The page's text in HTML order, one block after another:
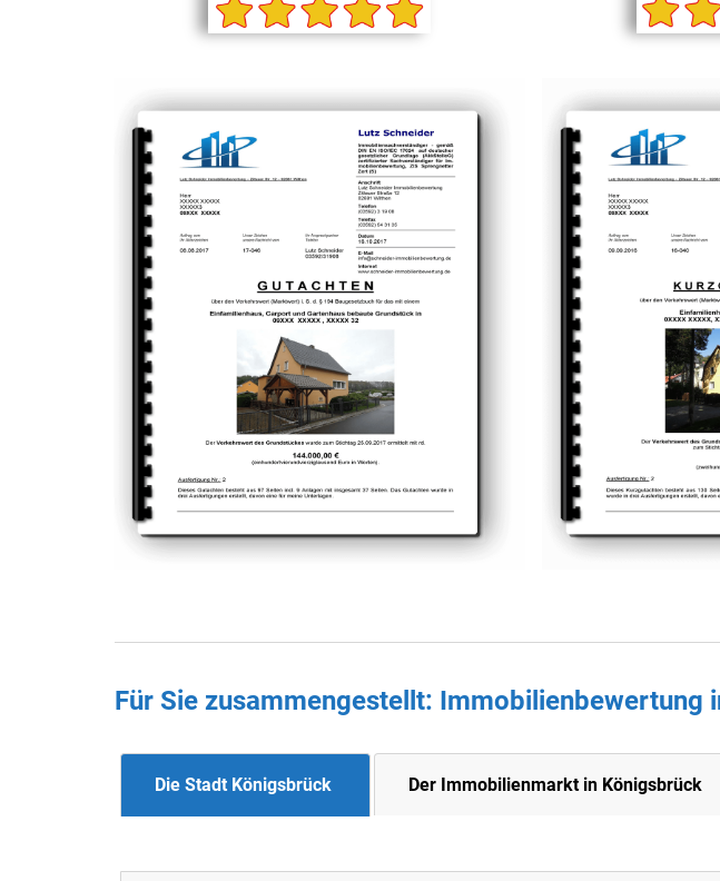
Für Sie zusammengestellt : Immobilienbewertung
Die Stadt Königsbrück Der Immobilienmarkt in Königsbrück